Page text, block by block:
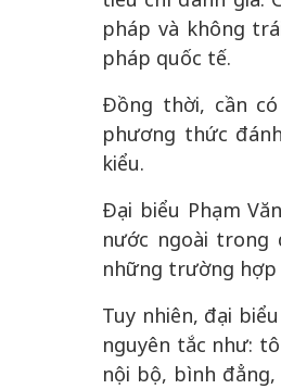
pháp và không
pháp quốc tế.
Đồng thời, cần
phương thức
kiểu.
Đại biểu Phạm
nước ngoài
những trường hợp
Tuy nhiên, đại
nguyên tắc như:
nội bộ, bình